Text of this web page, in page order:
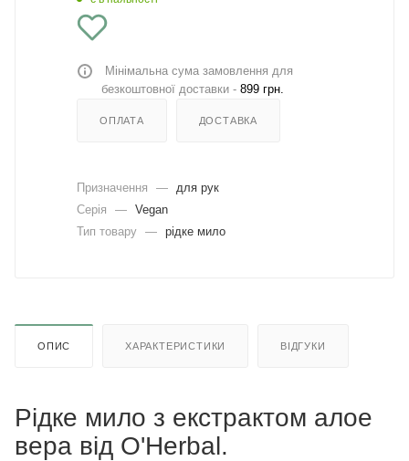
Мінімальна сума замовлення для
безкоштовної доставки - 899 грн.
ОПЛАТА ДОСТАВКА
Призначення —
для рук
Серія
— Vegan
Тип товару — рідке мило
ОПИС ХАРАКТЕРИСТИКИ ВІДГУКИ
Рідке мило з екстрактом алое
вера від O'Herbal.